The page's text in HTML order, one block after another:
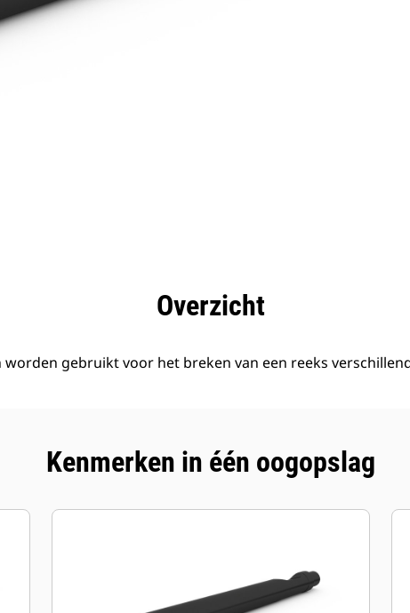
Overzicht
gebruikt voor het breken van een reeks
Kenmerken in één oogopslag